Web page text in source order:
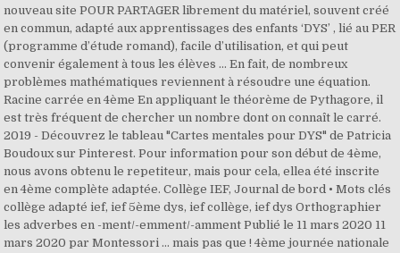
nouveau site POUR PARTAGER librement du matériel, souvent créé
en commun, adapté aux apprentissages des enfants ‘DYS’ , lié au PER
(programme d’étude romand), facile d’utilisation, et qui peut
convenir également à tous les élèves … En fait, de nombreux
problèmes mathématiques reviennent à résoudre une équation.
Racine carrée en 4ème En appliquant le théorème de Pythagore, il
est très fréquent de chercher un nombre dont on connaît le carré.
2019 - Découvrez le tableau "Cartes mentales pour DYS" de Patricia
Boudoux sur Pinterest. Pour information pour son début de 4ème,
nous avons obtenu le repetiteur, mais pour cela, ellea été inscrite
en 4ème complète adaptée. Collège IEF, Journal de bord • Mots clés
collège adapté ief, ief 5ème dys, ief collège, ief dys Orthographier
les adverbes en -ment/-emment/-amment Publié le 11 mars 2020 11
mars 2020 par Montessori ... mais pas que ! 4ème journée nationale